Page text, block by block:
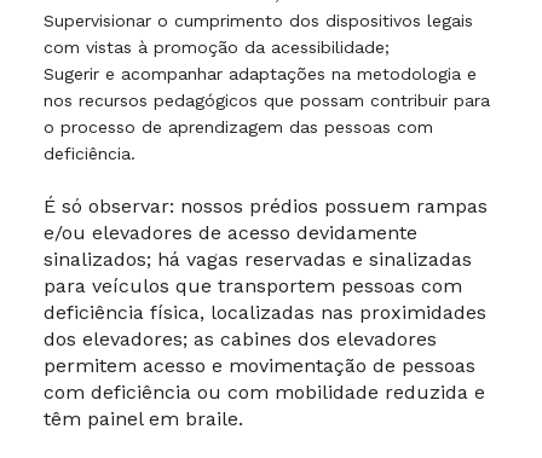
Supervisionar o cumprimento dos dispositivos legais
com vistas à promoção da acessibilidade;
Sugerir e acompanhar adaptações na metodologia e
nos recursos pedagógicos que possam contribuir para
o processo de aprendizagem das pessoas com
deficiência.
É só observar: nossos prédios possuem rampas
e/ou elevadores de acesso devidamente
sinalizados; há vagas reservadas e sinalizadas
para veículos que transportem pessoas com
deficiência física, localizadas nas proximidades
dos elevadores; as cabines dos elevadores
permitem acesso e movimentação de pessoas
com deficiência ou com mobilidade reduzida e
têm painel em braile.